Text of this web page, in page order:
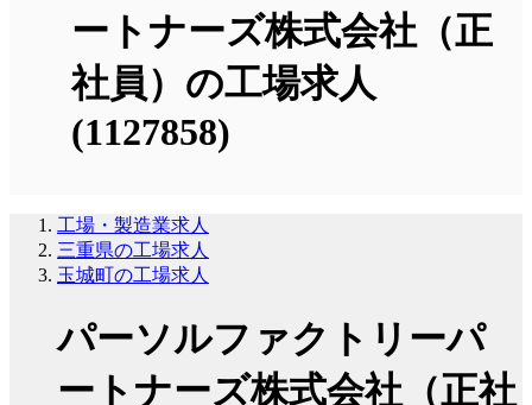
ートナーズ株式会社（正
社員）の工場求人
(1127858)
工場・製造業求人
三重県の工場求人
玉城町の工場求人
パーソルファクトリーパ
ートナーズ株式会社（正社